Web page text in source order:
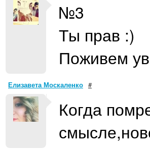
№3
Ты прав :)
Поживем
Елизавета Москаленко #
Когда